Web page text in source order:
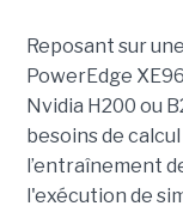
Reposant sur
PowerEdge
Nvidia H200 ou
besoins de
l’entraînement
l'exécution de